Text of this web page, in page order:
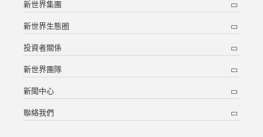
新世界集團
新世界生態圈
投資者關係
新世界團隊
新聞中心
聯絡我們